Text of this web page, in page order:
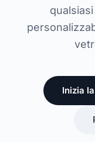
Inizia